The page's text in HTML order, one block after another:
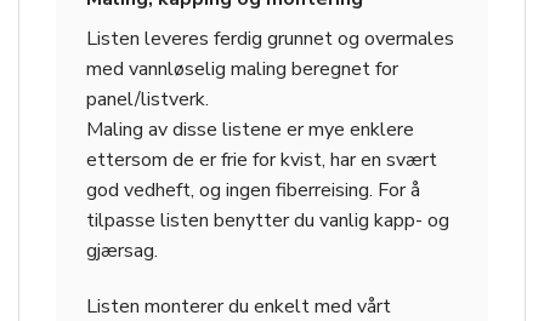
Listen leveres ferdig grunnet og overmales
med vannløselig maling beregnet for
panel/listverk.
Maling av disse listene er mye enklere
ettersom de er frie for kvist, har en svært
god vedheft, og ingen fiberreising. For å
tilpasse listen benytter du vanlig kapp- og
gjærsag.
Listen monterer du enkelt med vårt